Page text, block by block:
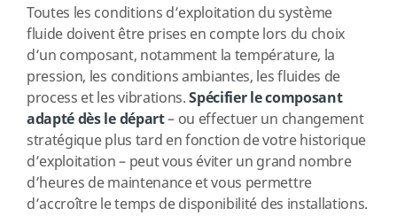
Toutes les conditions d’exploitation du système
fluide doivent être prises en compte lors du choix
d’un composant, notamment la température, la
pression, les conditions ambiantes, les fluides de
process et les vibrations.Spécifier le composant
adapté dès le départ– ou effectuer un changement
stratégique plus tard en fonction de votre historique
d’exploitation – peut vous éviter un grand nombre
d’heures de maintenance et vous permettre
d’accroître le temps de disponibilité des installations.